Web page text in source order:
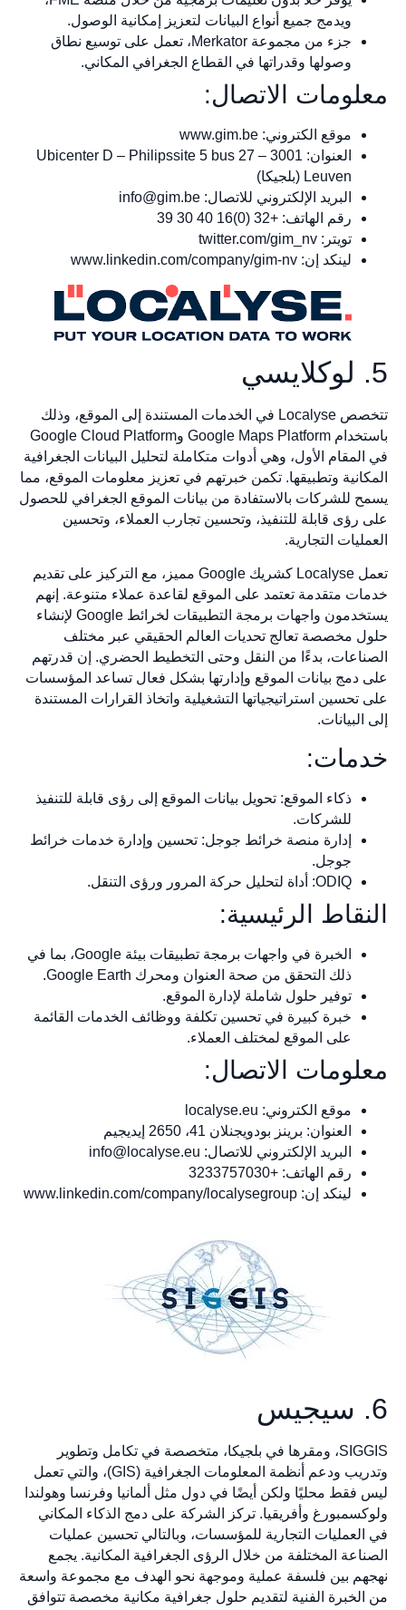
ويدمج جميع أنواع البيانات لتعزيز إمكانية الوصول.
جزء من مجموعة Merkator، تعمل على توسيع نطاق
وصولها وقدراتها في القطاع الجغرافي المكاني.
معلومات الاتصال:
موقع الكتروني: www.gim.be
العنوان: Ubicenter D – Philipssite 5 bus 27 – 3001
Leuven (بلجيكا)
البريد الإلكتروني للاتصال: info@gim.be
رقم الهاتف: +32 (0)16 40 30 39
تويتر: twitter.com/gim_nv
لينكد إن: www.linkedin.com/company/gim-nv
5. لوكلايسي
تتخصص Localyse في الخدمات المستندة إلى الموقع، وذلك
باستخدام Google Maps Platform وGoogle Cloud Platform
في المقام الأول، وهي أدوات متكاملة لتحليل البيانات الجغرافية
المكانية وتطبيقها. تكمن خبرتهم في تعزيز معلومات الموقع، مما
يسمح للشركات بالاستفادة من بيانات الموقع الجغرافي للحصول
على رؤى قابلة للتنفيذ، وتحسين تجارب العملاء، وتحسين
العمليات التجارية.
تعمل Localyse كشريك Google مميز، مع التركيز على تقديم
خدمات متقدمة تعتمد على الموقع لقاعدة عملاء متنوعة. إنهم
يستخدمون واجهات برمجة التطبيقات لخرائط Google لإنشاء
حلول مخصصة تعالج تحديات العالم الحقيقي عبر مختلف
الصناعات، بدءًا من النقل وحتى التخطيط الحضري. إن قدرتهم
على دمج بيانات الموقع وإدارتها بشكل فعال تساعد المؤسسات
على تحسين استراتيجياتها التشغيلية واتخاذ القرارات المستندة
إلى البيانات.
خدمات:
ذكاء الموقع: تحويل بيانات الموقع إلى رؤى قابلة للتنفيذ
للشركات.
إدارة منصة خرائط جوجل: تحسين وإدارة خدمات خرائط
جوجل.
ODIQ: أداة لتحليل حركة المرور ورؤى التنقل.
النقاط الرئيسية:
الخبرة في واجهات برمجة تطبيقات بيئة Google، بما في
ذلك التحقق من صحة العنوان ومحرك Google Earth.
توفير حلول شاملة لإدارة الموقع.
خبرة كبيرة في تحسين تكلفة ووظائف الخدمات القائمة
على الموقع لمختلف العملاء.
معلومات الاتصال:
موقع الكتروني: localyse.eu
العنوان: برينز بودويجنلان 41، 2650 إيديجيم
البريد الإلكتروني للاتصال: info@localyse.eu
رقم الهاتف: +3233757030
لينكد إن: www.linkedin.com/company/localysegroup
6. سيجيس
SIGGIS، ومقرها في بلجيكا، متخصصة في تكامل وتطوير
وتدريب ودعم أنظمة المعلومات الجغرافية (GIS)، والتي تعمل
ليس فقط محليًا ولكن أيضًا في دول مثل ألمانيا وفرنسا وهولندا
ولوكسمبورغ وأفريقيا. تركز الشركة على دمج الذكاء المكاني
في العمليات التجارية للمؤسسات، وبالتالي تحسين عمليات
الصناعة المختلفة من خلال الرؤى الجغرافية المكانية. يجمع
نهجهم بين فلسفة عملية وموجهة نحو الهدف مع مجموعة واسعة
من الخبرة الفنية لتقديم حلول جغرافية مكانية مخصصة تتوافق